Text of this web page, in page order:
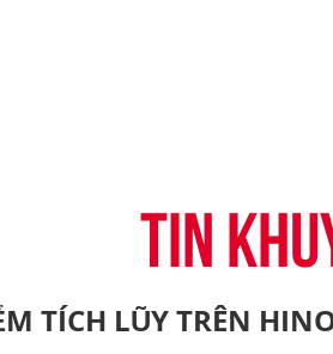
TIN
TÍCH LŨY TRÊN